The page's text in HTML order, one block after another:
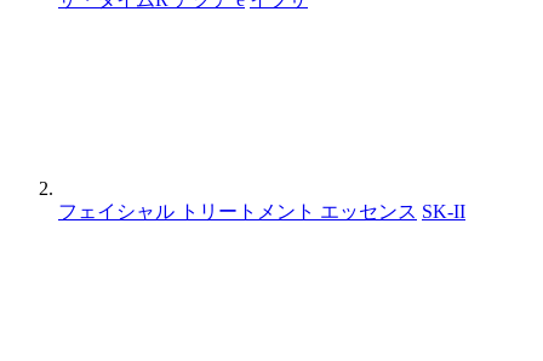
フェイシャル トリートメント エッセンス SK-II